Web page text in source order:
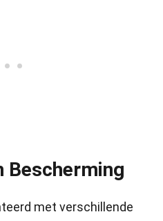
Bescherming
met verschillende